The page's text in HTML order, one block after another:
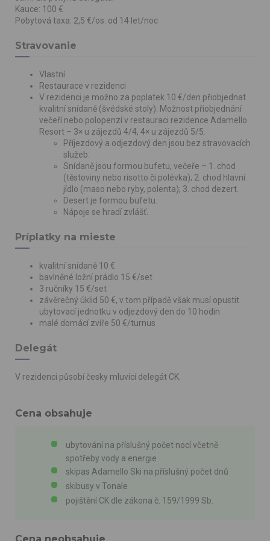
Kauce: 100 €
Pobytová taxa: 2,5 €/os. od 14 let/noc
Stravovanie
Vlastní
Restaurace v rezidenci
V rezidenci je možno za poplatek 10 €/den přiobjednat
kvalitní snídaně (švédské stoly). Možnost přiobjednání
večeří nebo polopenzí v restauraci rezidence Adamello
Resort – 3× u zájezdů 4/4, 4× u zájezdů 5/5.
Příjezdový a odjezdový den jsou bez stravovacích
služeb.
Snídaně jsou formou bufetu, večeře – 1. chod
(těstoviny nebo risotto či polévka); 2. chod hlavní
jídlo (maso nebo ryby, polenta); 3. chod dezert.
Desert je formou bufetu.
Nápoje se hradí zvlášť.
Príplatky na mieste
kvalitní snídaně 10 €
bavlněné ložní prádlo 15 €/set
3 ručníky 15 €/set
závěrečný úklid 50 €, v tom případě však musí opustit
ubytovací jednotku v odjezdový den do 10 hodin
malé domácí zvíře 50 €/turnus
Delegát
V rezidenci působí česky mluvící delegát CK.
Cena obsahuje
ubytování na příslušný počet nocí včetně
spotřeby vody a energie
skipas Adamello Ski na příslušný počet dnů
skibusy v Tonale
pojištění CK dle zákona č. 159/1999 Sb.
identification. Without consent to the use of marketing
cookies, the displayed marketing content will not be based on